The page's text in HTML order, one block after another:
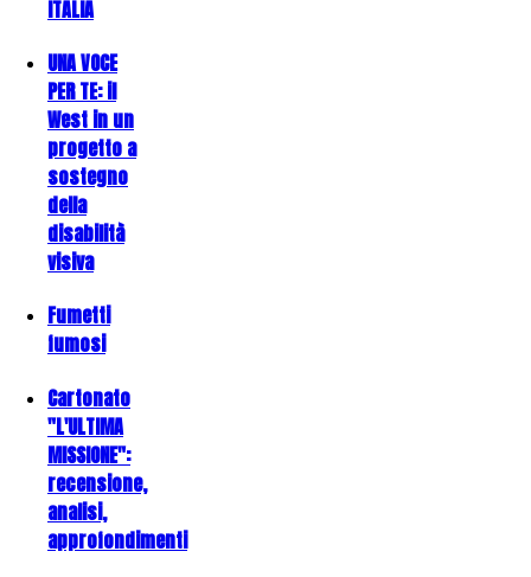
ITALIA
UNA VOCE
PER TE: il
West in un
progetto a
sostegno
della
disabilità
visiva
Fumetti
fumosi
Cartonato
"L'ULTIMA
MISSIONE":
recensione,
analisi,
approfondimenti